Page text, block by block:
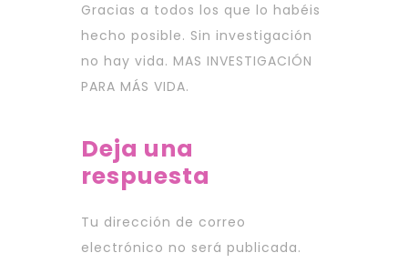
Gracias a todos los que lo habéis
hecho posible. Sin investigación
no hay vida. MAS INVESTIGACIÓN
PARA MÁS VIDA.
Deja una
respuesta
Tu dirección de correo
electrónico no será publicada.